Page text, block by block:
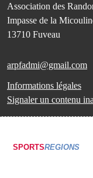
Association des
Impasse de la
13710 Fuveau
arpfadmi@gmail.com
Informations légales
Signaler un contenu
SPORTSREGIONS